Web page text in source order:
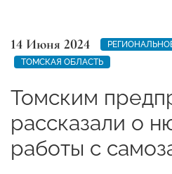
14 Июня 2024
ТОМСКАЯ ОБЛАСТЬ
Томским
рассказали о
работы с